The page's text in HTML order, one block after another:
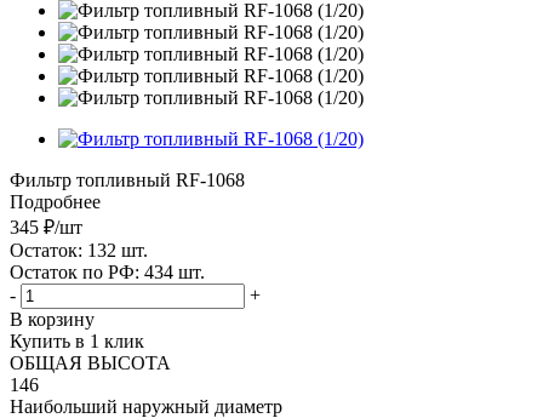
Фильтр топливный RF-1068
Подробнее
345 ₽/шт
Остаток: 132 шт.
Остаток по РФ: 434 шт.
-
+
В корзину
Купить в 1 клик
ОБЩАЯ ВЫСОТА
146
Наибольший наружный диаметр